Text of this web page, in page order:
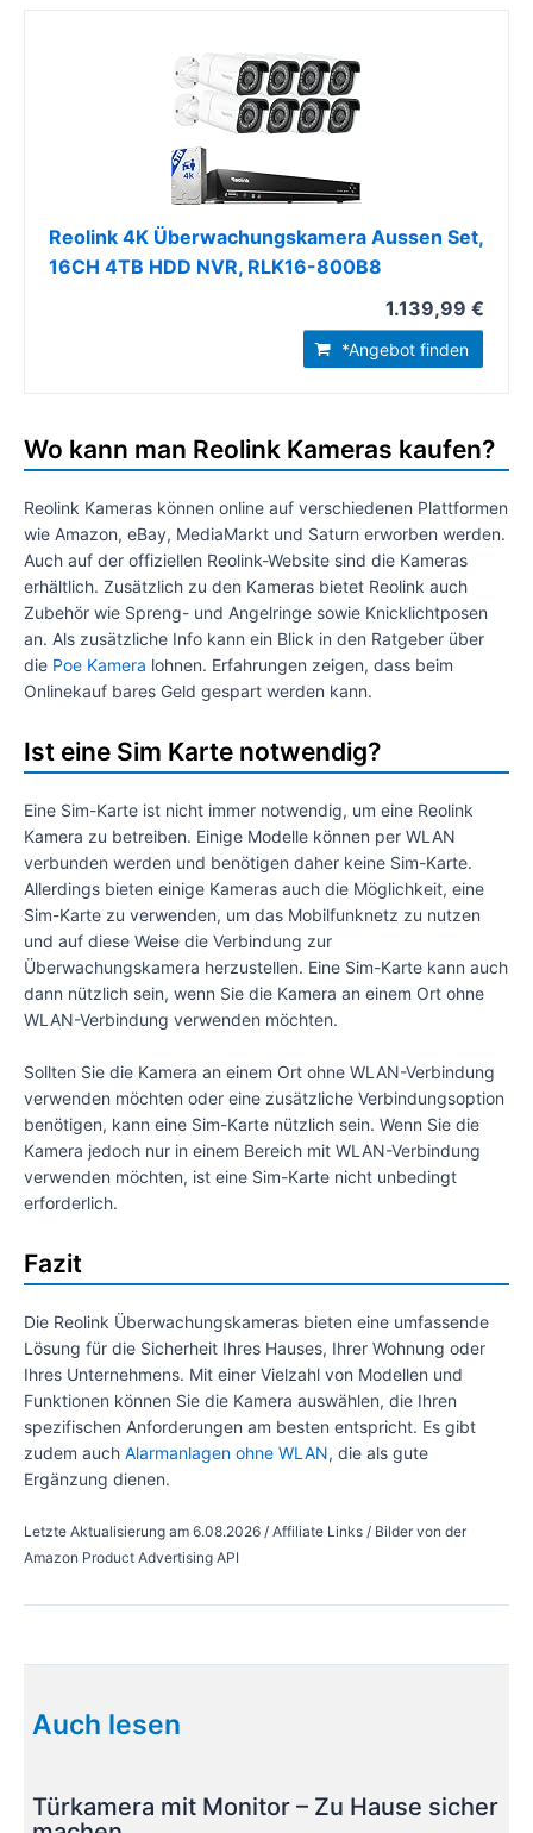
Reolink 4K Überwachungskamera Aussen Set,
16CH 4TB HDD NVR, RLK16-800B8
1.139,99 €
*Angebot finden
Wo kann man Reolink Kameras kaufen?
Reolink Kameras können online auf verschiedenen Plattformen
wie Amazon, eBay, MediaMarkt und Saturn erworben werden.
Auch auf der offiziellen Reolink-Website sind die Kameras
erhältlich. Zusätzlich zu den Kameras bietet Reolink auch
Zubehör wie Spreng- und Angelringe sowie Knicklichtposen
an. Als zusätzliche Info kann ein Blick in den Ratgeber über
die Poe Kamera lohnen. Erfahrungen zeigen, dass beim
Onlinekauf bares Geld gespart werden kann.
Ist eine Sim Karte notwendig?
Eine Sim-Karte ist nicht immer notwendig, um eine Reolink
Kamera zu betreiben. Einige Modelle können per WLAN
verbunden werden und benötigen daher keine Sim-Karte.
Allerdings bieten einige Kameras auch die Möglichkeit, eine
Sim-Karte zu verwenden, um das Mobilfunknetz zu nutzen
und auf diese Weise die Verbindung zur
Überwachungskamera herzustellen. Eine Sim-Karte kann auch
dann nützlich sein, wenn Sie die Kamera an einem Ort ohne
WLAN-Verbindung verwenden möchten.
Sollten Sie die Kamera an einem Ort ohne WLAN-Verbindung
verwenden möchten oder eine zusätzliche Verbindungsoption
benötigen, kann eine Sim-Karte nützlich sein. Wenn Sie die
Kamera jedoch nur in einem Bereich mit WLAN-Verbindung
verwenden möchten, ist eine Sim-Karte nicht unbedingt
erforderlich.
Fazit
Die Reolink Überwachungskameras bieten eine umfassende
Lösung für die Sicherheit Ihres Hauses, Ihrer Wohnung oder
Ihres Unternehmens. Mit einer Vielzahl von Modellen und
Funktionen können Sie die Kamera auswählen, die Ihren
spezifischen Anforderungen am besten entspricht. Es gibt
zudem auch Alarmanlagen ohne WLAN, die als gute
Ergänzung dienen.
Letzte Aktualisierung am 6.08.2026 / Affiliate Links / Bilder von der
Amazon Product Advertising API
Auch lesen
Türkamera mit Monitor – Zu Hause sicher